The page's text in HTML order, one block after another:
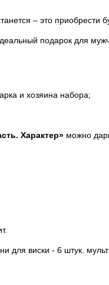
– это приобрести
подарок для
и хозяина набора;
Характер» можно
для виски - 6 штук.